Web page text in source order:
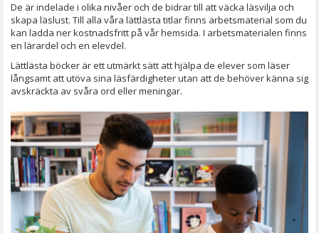
De är indelade i olika nivåer och de bidrar till att väcka läsvilja och
skapa läslust. Till alla våra lättlästa titlar finns arbetsmaterial som du
kan ladda ner kostnadsfritt på vår hemsida. I arbetsmaterialen finns
en lärardel och en elevdel.
Lättlästa böcker är ett utmärkt sätt att hjälpa de elever som läser
långsamt att utöva sina läsfärdigheter utan att de behöver känna sig
avskräckta av svåra ord eller meningar.